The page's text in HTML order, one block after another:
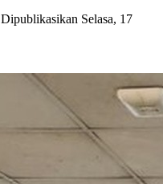
Dipublikasikan Selasa, 17